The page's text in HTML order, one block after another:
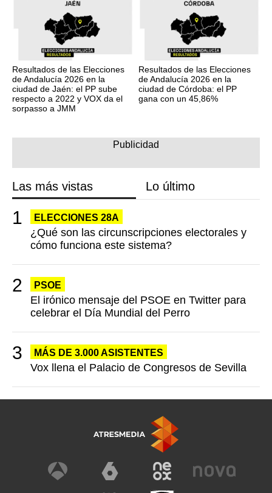
Resultados de las Elecciones
de Andalucía 2026 en la
ciudad de Jaén: el PP sube
respecto a 2022 y VOX da el
sorpasso a JMM
Resultados de las Elecciones
de Andalucía 2026 en la
ciudad de Córdoba: el PP
gana con un 45,86%
Las más vistas Lo último
ELECCIONES 28A
¿Qué son las circunscripciones electorales y
cómo funciona este sistema?
PSOE
El irónico mensaje del PSOE en Twitter para
celebrar el Día Mundial del Perro
MÁS DE 3.000 ASISTENTES
Vox llena el Palacio de Congresos de Sevilla